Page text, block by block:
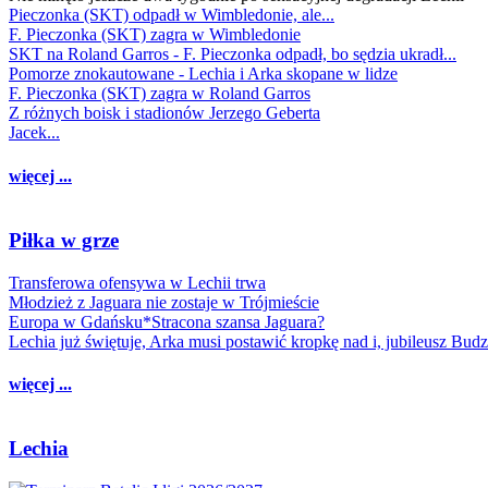
Pieczonka (SKT) odpadł w Wimbledonie, ale...
F. Pieczonka (SKT) zagra w Wimbledonie
SKT na Roland Garros - F. Pieczonka odpadł, bo sędzia ukradł...
Pomorze znokautowane - Lechia i Arka skopane w lidze
F. Pieczonka (SKT) zagra w Roland Garros
Z różnych boisk i stadionów Jerzego Geberta
Jacek...
więcej ...
Piłka w grze
Transferowa ofensywa w Lechii trwa
Młodzież z Jaguara nie zostaje w Trójmieście
Europa w Gdańsku*Stracona szansa Jaguara?
Lechia już świętuje, Arka musi postawić kropkę nad i, jubileusz
więcej ...
Lechia